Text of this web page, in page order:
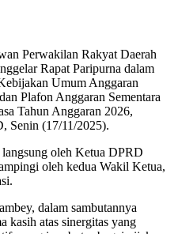
Perwakilan Rakyat Daerah
Rapat Paripurna dalam
Umum Anggaran
Plafon Anggaran Sementara
Tahun Anggaran 2026,
Senin (17/11/2025).
oleh Ketua DPRD
oleh kedua Wakil Ketua,
dalam sambutannya
kasih atas sinergitas yang